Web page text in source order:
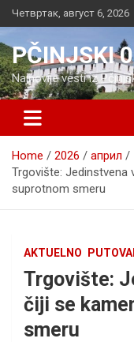
Skip
to
content
Четвртак, август 6, 2026
PČINJSKI
Najnovije vesti iz
Home 2026 април
Trgovište: Jedinstvena
suprotnom smeru
AKTUELNO
Trgovište:
čiji se
smeru